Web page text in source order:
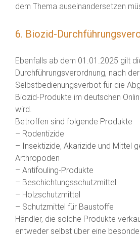
dem Thema auseinandersetzen
6. Biozid-
Ebenfalls ab dem 01.01.2025 gilt
Durchführungsverordnung, nach
Selbstbedienungsverbot für die
Biozid-Produkte im deutschen
wird.
Betroffen sind folgende Produkte
– Rodentizide
– Insektizide, Akarizide und Mittel
Arthropoden
– Antifouling-Produkte
– Beschichtungsschutzmittel
– Holzschutzmittel
– Schutzmittel für Baustoffe
Händler, die solche Produkte
entweder selbst über eine